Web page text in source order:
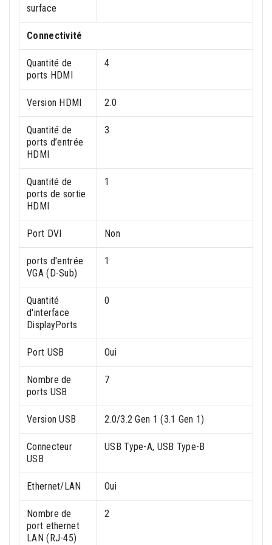
surface
Connectivité
Quantité de
ports HDMI
4
Version HDMI 2.0
Quantité de
ports d’entrée
HDMI
3
Quantité de
ports de sortie
HDMI
1
Port DVI Non
ports d'entrée
VGA (D-Sub)
1
Quantité
d'interface
DisplayPorts
0
Port USB Oui
Nombre de
ports USB
7
Version USB 2.0/3.2 Gen 1 (3.1 Gen 1)
Connecteur
USB
USB Type-A, USB Type-B
Ethernet/LAN Oui
Nombre de
port ethernet
LAN (RJ-45)
2